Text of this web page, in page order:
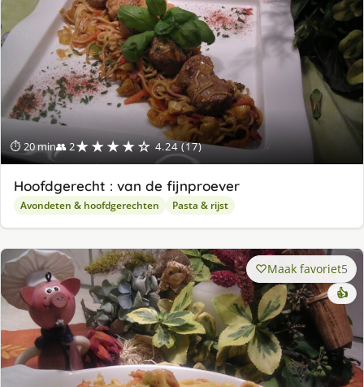
⏱ 20 min👥 2★★★★☆ 4.24 (17)
Hoofdgerecht : van de fijnproever
Avondeten & hoofdgerechten Pasta & rijst
Maak favoriet5
👍